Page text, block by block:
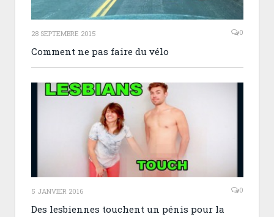
28 SEPTEMBRE 2015 0
Comment ne pas faire du vélo
5 JANVIER 2016 0
Des lesbiennes touchent un pénis pour la